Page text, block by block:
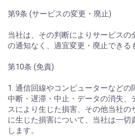
第9条 (サービスの変更・廃止)
当社は、その判断によりサービスの
の通知なく、適宜変更・廃止できる
第10条 (免責)
1. 通信回線やコンピューターなどの
中断・遅滞・中止・データの消失、
スにより生じた損害、その他当社の
に生じた損害について、当社は一切
します。